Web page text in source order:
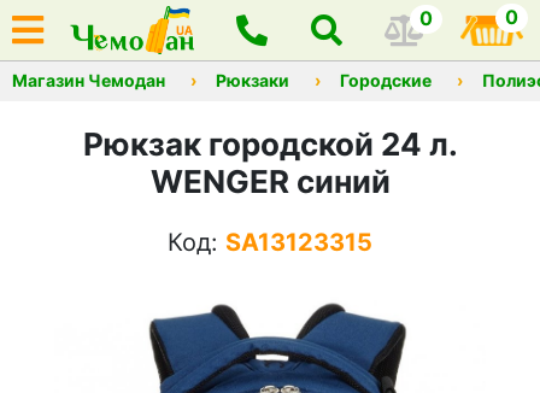
0 0
Магазин Чемодан Рюкзаки Городские
Рюкзак городской 24 л.
WENGER синий
Код: SA13123315